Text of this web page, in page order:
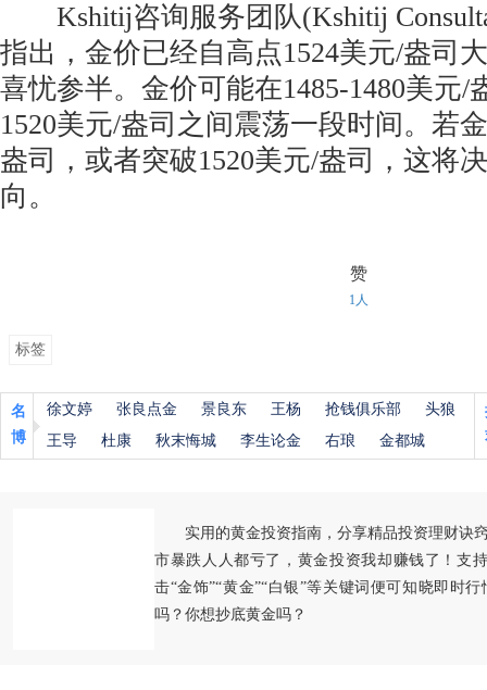
Kshitij咨询服务团队(Kshitij
指出，金价已经自高点1524美元/盎司
喜忧参半。金价可能在1485-1480美元/
1520美元/盎司之间震荡一段时间。若
盎司，或者突破1520美元/盎司，这将
向。
赞
1人
标签
名
博
徐文婷 张良点金 景良东 王杨 抢钱俱乐部
头狼
王导
杜康 秋末悔城 李生论金 右琅 金都城
实用的黄金投资指南，分享精品投资理财诀
市暴跌人人都亏了，黄金投资我却赚钱了！支
击“金饰”“黄金”“白银”等关键词便可知晓即时
吗？你想抄底黄金吗？